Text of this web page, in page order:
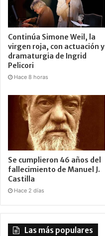
Continúa Simone Weil, la
virgen roja, con actuación y
dramaturgia de Ingrid
Pelicori
Hace 8 horas
Se cumplieron 46 años del
fallecimiento de Manuel J.
Castilla
Hace 2 días
Las más populares